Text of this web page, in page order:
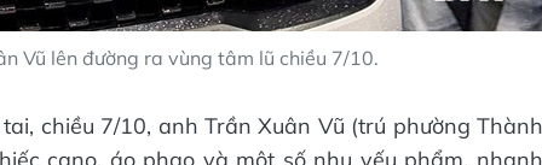
Vũ lên đường ra vùng tâm lũ chiều 7/10.
chiều 7/10, anh Trần Xuân Vũ (trú phường Thành